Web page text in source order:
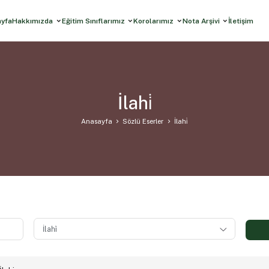
Hakkımızda Eğitim Sınıflarımız Korolarımız Nota Arşivi İletişim
İlahi̇
Anasayfa Sözlü Eserler İlahi̇